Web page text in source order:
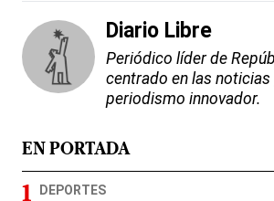
Diario Libre
Periódico líder de
centrado en las noticias
periodismo innovador.
EN PORTADA
DEPORTES